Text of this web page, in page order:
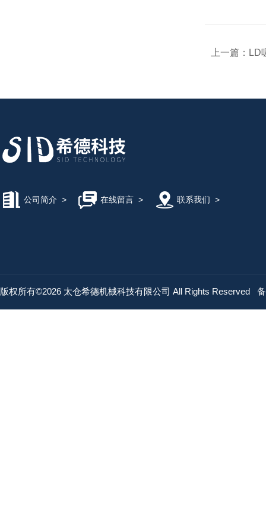
上一篇： LD
公司简介 > 在线留言> 联系我们 >
版权所有©2026 太仓希德机械科技有限公司 All Rights Reserved